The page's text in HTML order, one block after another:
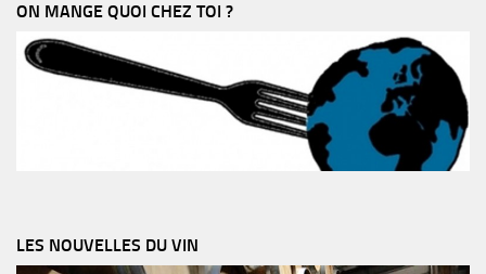
ON MANGE QUOI CHEZ TOI ?
LES NOUVELLES DU VIN